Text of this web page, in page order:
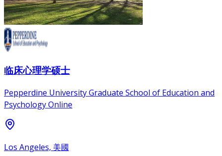
临床心理学硕士
Pepperdine University Graduate School of Education and
Psychology Online
Los Angeles, 美國